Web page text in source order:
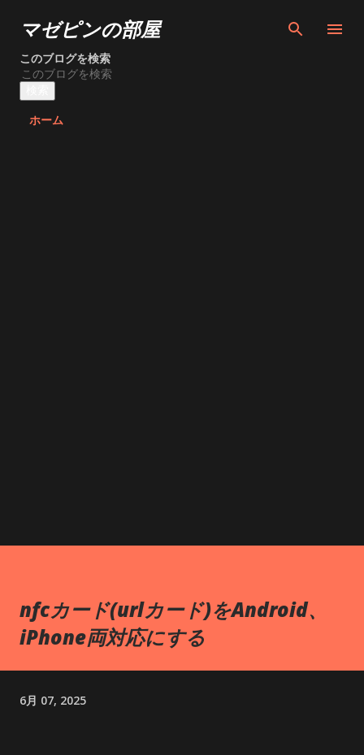
スキップしてメイン コンテンツに移動
マゼピンの部屋
このブログを検索
ホーム
nfcカード(urlカード)をAndroid、
iPhone両対応にする
6月 07, 2025